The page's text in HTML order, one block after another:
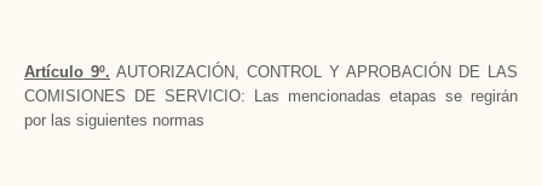
Artículo 9º. AUTORIZACIÓN, CONTROL Y APROBACIÓN DE LAS
COMISIONES DE SERVICIO: Las mencionadas etapas se regirán
por las siguientes normas